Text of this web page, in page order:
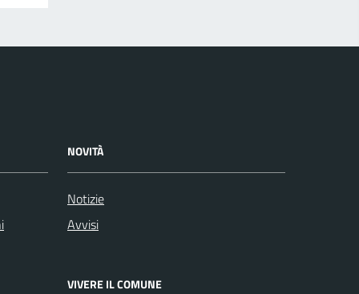
NOVITÀ
Notizie
Avvisi
VIVERE IL COMUNE